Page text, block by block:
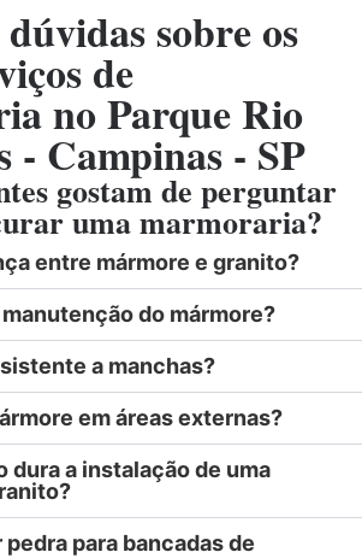
sobre os
de
no Parque Rio
- Campinas - SP
gostam de perguntar
uma marmoraria?
entre mármore e granito?
do mármore?
a manchas?
em áreas externas?
dura a instalação de uma
pedra para bancadas de